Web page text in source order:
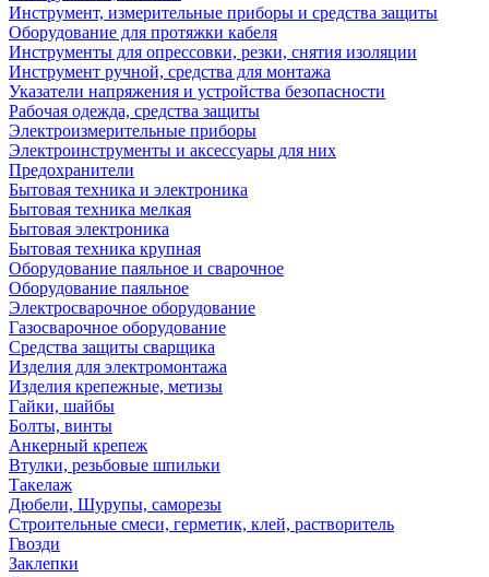
Инструмент, измерительные приборы и средства защиты
Оборудование для протяжки кабеля
Инструменты для опрессовки, резки, снятия изоляции
Инструмент ручной, средства для монтажа
Указатели напряжения и устройства безопасности
Рабочая одежда, средства защиты
Электроизмерительные приборы
Электроинструменты и аксессуары для них
Предохранители
Бытовая техника и электроника
Бытовая техника мелкая
Бытовая электроника
Бытовая техника крупная
Оборудование паяльное и сварочное
Оборудование паяльное
Электросварочное оборудование
Газосварочное оборудование
Средства защиты сварщика
Изделия для электромонтажа
Изделия крепежные, метизы
Гайки, шайбы
Болты, винты
Анкерный крепеж
Втулки, резьбовые шпильки
Такелаж
Дюбели, Шурупы, саморезы
Строительные смеси, герметик, клей, растворитель
Гвозди
Заклепки